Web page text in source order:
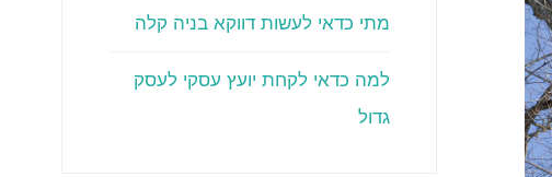
מתי כדאי לעשות דווקא בניה קלה
למה כדאי לקחת יועץ עסקי לעסק
גדול